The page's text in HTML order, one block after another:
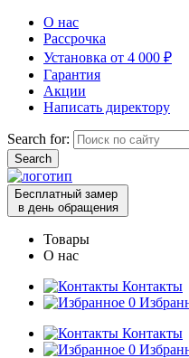
О нас
Рассрочка
Установка от 4 000 ₽
Гарантия
Акции
Написать директору
Search for:
Бесплатный замер
в день обращения
Товары
О нас
Контакты
0
Контакты
0